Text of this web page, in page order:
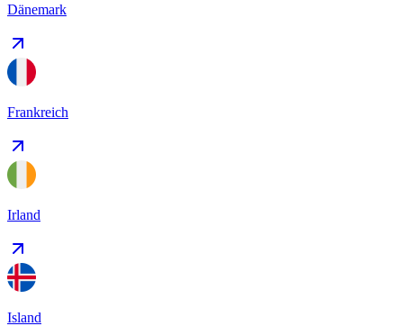
Dänemark
Frankreich
Irland
Island